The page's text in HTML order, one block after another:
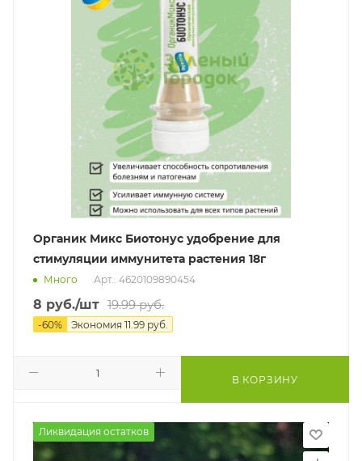
Органик Микс Биотонус удобрение для
стимуляции иммунитета растения 18г
Много Арт.: 4620109890454
8 руб./шт 19.99руб.
-60% Экономия 11.99 руб.
В КОРЗИНУ
Ликвидация остатков